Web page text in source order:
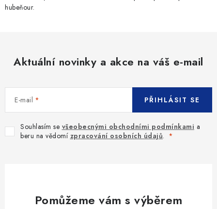
hubeňour.
Aktuální novinky a akce na váš e-mail
E-mail
Souhlasím se všeobecnými obchodními podmínkami a
beru na vědomí zpracování osobních údajů.
PŘIHLÁSIT SE
Pomůžeme vám s výběrem